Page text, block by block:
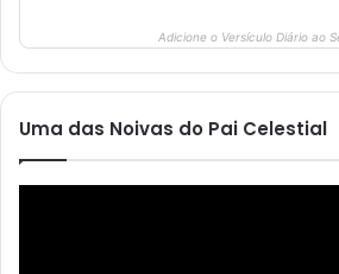
Adicione o Versículo Diário ao
Uma das Noivas do Pai Celestial